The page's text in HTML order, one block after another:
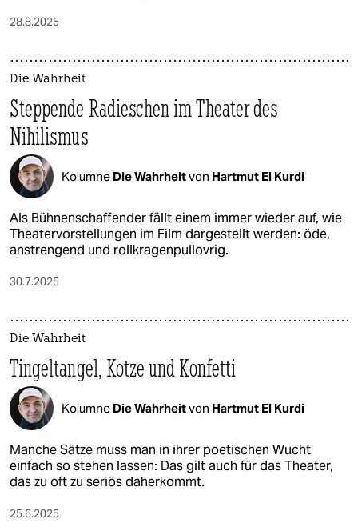
28.8.2025
Die Wahrheit
Steppende Radieschen im Theater des
Nihilismus
Kolumne Die Wahrheitvon Hartmut El Kurdi
Als Bühnenschaffender fällt einem immer wieder auf, wie
Theatervorstellungen im Film dargestellt werden: öde,
anstrengend und rollkragenpullovrig.
30.7.2025
Die Wahrheit
Tingeltangel, Kotze und Konfetti
Kolumne Die Wahrheitvon Hartmut El Kurdi
Manche Sätze muss man in ihrer poetischen Wucht
einfach so stehen lassen: Das gilt auch für das Theater,
das zu oft zu seriös daherkommt.
25.6.2025